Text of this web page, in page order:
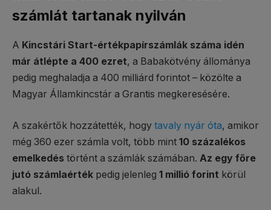
számlát tartanak nyilván
A Kincstári Start-értékpapírszámlák száma idén
már átlépte a 400 ezret, a Babakötvény állománya
pedig meghaladja a 400 milliárd forintot – közölte a
Magyar Államkincstár a Grantis megkeresésére.
A szakértők hozzátették, hogy tavaly nyár óta, amikor
még 360 ezer számla volt, több mint 10 százalékos
emelkedés történt a számlák számában. Az egy főre
jutó számlaérték pedig jelenleg 1 millió forint körül
alakul.